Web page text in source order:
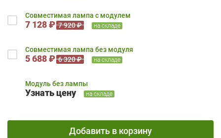
Совместимая лампа с модулем
7 128 ₽ 7 920 ₽ на складе
Совместимая лампа без модуля
5 688 ₽ 6 320 ₽ на складе
Модуль без лампы
Узнать цену на складе
Добавить в корзину